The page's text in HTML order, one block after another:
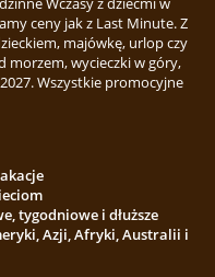
ceny jak z Last Minute. Z
majówkę, urlop czy
morzem, wycieczki w góry,
Wszystkie promocyjne
tygodniowe i dłuższe
Azji, Afryki, Australii i